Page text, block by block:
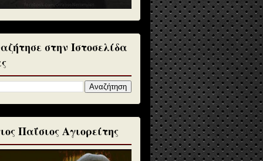
στην Ιστοσελίδα
Παΐσιος Αγιορείτης